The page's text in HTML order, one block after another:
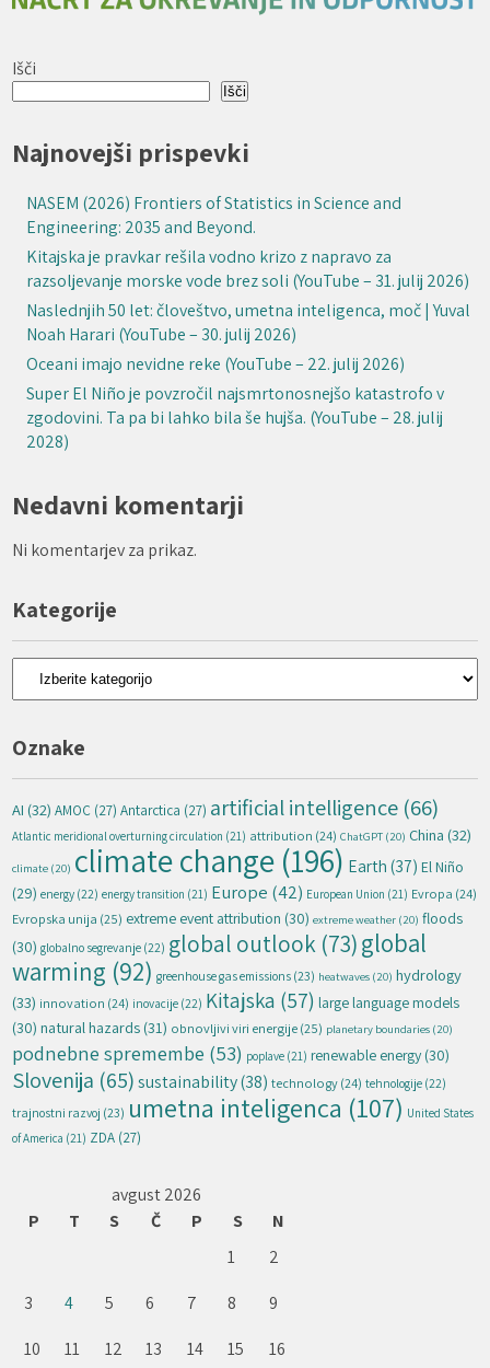
Išči
Išči
Najnovejši prispevki
NASEM (2026) Frontiers of Statistics in Science and
Engineering: 2035 and Beyond.
Kitajska je pravkar rešila vodno krizo z napravo za
razsoljevanje morske vode brez soli (YouTube – 31. julij 2026)
Naslednjih 50 let: človeštvo, umetna inteligenca, moč | Yuval
Noah Harari (YouTube – 30. julij 2026)
Oceani imajo nevidne reke (YouTube – 22. julij 2026)
Super El Niño je povzročil najsmrtonosnejšo katastrofo v
zgodovini. Ta pa bi lahko bila še hujša. (YouTube – 28. julij
2028)
Nedavni komentarji
Ni komentarjev za prikaz.
Kategorije
Kategorije
Oznake
AI (32) AMOC (27) Antarctica (27) artificial intelligence (66)
Atlantic meridional overturning circulation (21) attribution (24) ChatGPT (20) China (32)
climate (20) climate change (196) Earth (37) El Niño
(29) energy (22) energy transition (21) Europe (42) European Union (21) Evropa (24)
Evropska unija (25) extreme event attribution (30) extreme weather (20) floods
(30) globalno segrevanje (22) global outlook (73)global
warming (92) greenhouse gas emissions (23) heatwaves (20) hydrology
(33) innovation (24) inovacije (22) Kitajska (57) large language models
(30) natural hazards (31) obnovljivi viri energije(25) planetary boundaries (20)
podnebne spremembe (53) poplave (21) renewable energy (30)
Slovenija (65) sustainability(38) technology(24) tehnologije (22)
trajnostni razvoj (23) umetna inteligenca (107) United States
of America (21) ZDA (27)
avgust 2026
P
T S Č P S
N
1
2
3
4 5 6 7 8
9
10
11 12 13 14 15 16